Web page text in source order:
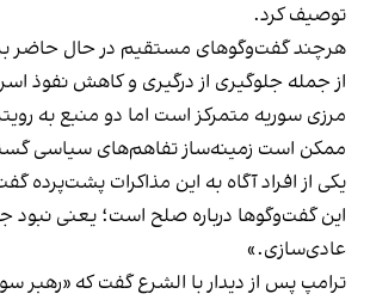
توصیف کرد.
هرچند گفت‌وگوهای مستقیم در حال حاضر
از جمله جلوگیری از درگیری و کاهش نفوذ
مرزی سوریه متمرکز است اما دو منبع به
ممکن است زمینه‌ساز تفاهم‌های سیاسی
یکی از افراد آگاه به این مذاکرات پشت‌پرده
این گفت‌وگوها درباره صلح است؛ یعنی نبود
عادی‌سازی.»
ترامپ پس از دیدار با الشرع گفت که «رهبر